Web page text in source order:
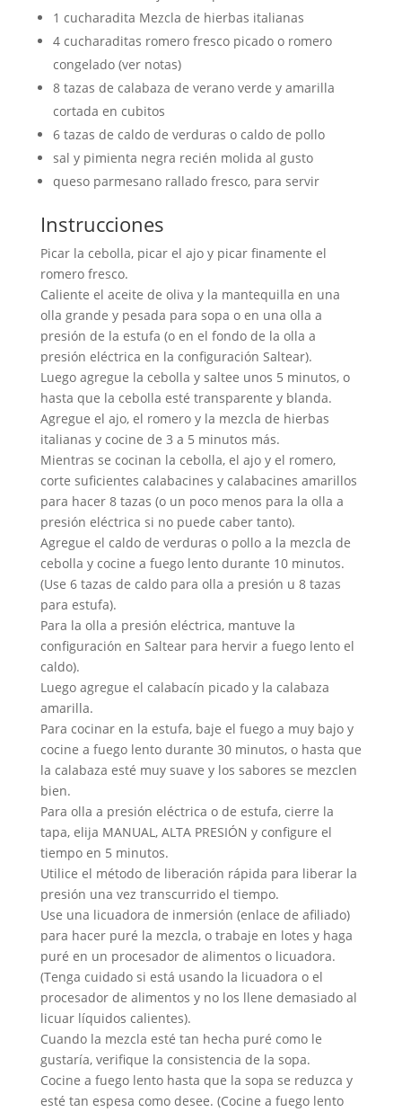
1 cucharadita Mezcla de hierbas italianas
4 cucharaditas romero fresco picado o romero
congelado (ver notas)
8 tazas de calabaza de verano verde y amarilla
cortada en cubitos
6 tazas de caldo de verduras o caldo de pollo
sal y pimienta negra recién molida al gusto
queso parmesano rallado fresco, para servir
Instrucciones
Picar la cebolla, picar el ajo y picar finamente el
romero fresco.
Caliente el aceite de oliva y la mantequilla en una
olla grande y pesada para sopa o en una olla a
presión de la estufa (o en el fondo de la olla a
presión eléctrica en la configuración Saltear).
Luego agregue la cebolla y saltee unos 5 minutos, o
hasta que la cebolla esté transparente y blanda.
Agregue el ajo, el romero y la mezcla de hierbas
italianas y cocine de 3 a 5 minutos más.
Mientras se cocinan la cebolla, el ajo y el romero,
corte suficientes calabacines y calabacines amarillos
para hacer 8 tazas (o un poco menos para la olla a
presión eléctrica si no puede caber tanto).
Agregue el caldo de verduras o pollo a la mezcla de
cebolla y cocine a fuego lento durante 10 minutos.
(Use 6 tazas de caldo para olla a presión u 8 tazas
para estufa).
Para la olla a presión eléctrica, mantuve la
configuración en Saltear para hervir a fuego lento el
caldo).
Luego agregue el calabacín picado y la calabaza
amarilla.
Para cocinar en la estufa, baje el fuego a muy bajo y
cocine a fuego lento durante 30 minutos, o hasta que
la calabaza esté muy suave y los sabores se mezclen
bien.
Para olla a presión eléctrica o de estufa, cierre la
tapa, elija MANUAL, ALTA PRESIÓN y configure el
tiempo en 5 minutos.
Utilice el método de liberación rápida para liberar la
presión una vez transcurrido el tiempo.
Use una licuadora de inmersión (enlace de afiliado)
para hacer puré la mezcla, o trabaje en lotes y haga
puré en un procesador de alimentos o licuadora.
(Tenga cuidado si está usando la licuadora o el
procesador de alimentos y no los llene demasiado al
licuar líquidos calientes).
Cuando la mezcla esté tan hecha puré como le
gustaría, verifique la consistencia de la sopa.
Cocine a fuego lento hasta que la sopa se reduzca y
esté tan espesa como desee. (Cocine a fuego lento